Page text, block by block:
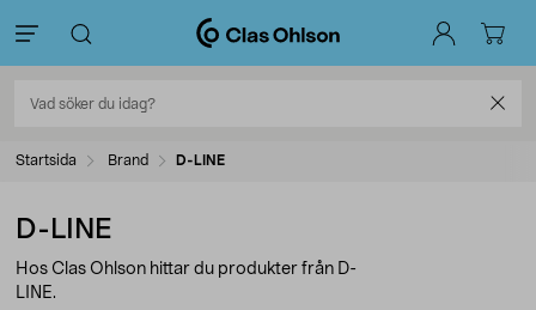
Startsida Brand D-LINE
D-LINE
Hos Clas Ohlson hittar du produkter från D-
LINE.